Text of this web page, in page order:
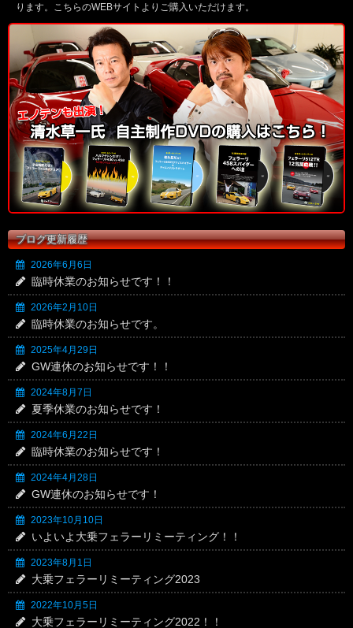
ります。こちらのWEBサイトよりご購入いただけます。
ブログ更新履歴
2026年6月6日
臨時休業のお知らせです！！
2026年2月10日
臨時休業のお知らせです。
2025年4月29日
GW連休のお知らせです！！
2024年8月7日
夏季休業のお知らせです！
2024年6月22日
臨時休業のお知らせです！
2024年4月28日
GW連休のお知らせです！
2023年10月10日
いよいよ大乗フェラーリミーティング！！
2023年8月1日
大乗フェラーリミーティング2023
2022年10月5日
大乗フェラーリミーティング2022！！